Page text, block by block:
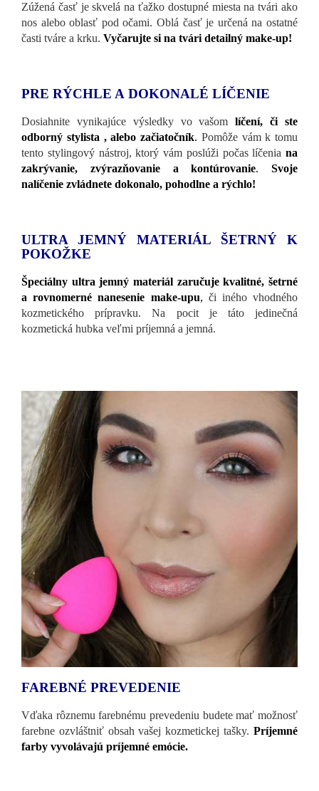
Zúžená časť je skvelá na ťažko dostupné miesta na tvári ako
nos alebo oblasť pod očami. Oblá časť je určená na ostatné
časti tváre a krku. Vyčarujte si na tvári detailný make-up!
PRE RÝCHLE A DOKONALÉ LÍČENIE
Dosiahnite vynikajúce výsledky vo vašomlíčení, či ste
odborný stylista , alebo začiatočník. Pomôže vám k tomu
tento stylingový nástroj, ktorý vám poslúži počas líčenia na
zakrývanie, zvýrazňovanie a kontúrovanie. Svoje
nalíčenie zvládnete dokonalo, pohodlne a rýchlo!
ULTRA JEMNÝ MATERIÁL ŠETRNÝ K
POKOŽKE
Špeciálny ultra jemný materiál zaručuje kvalitné, šetrné
a rovnomerné nanesenie make-upu, či iného vhodného
kozmetického prípravku. Na pocit je táto jedinečná
kozmetická hubka veľmi príjemná a jemná.
FAREBNÉ PREVEDENIE
Vďaka rôznemu farebnému prevedeniu budete mať možnosť
farebne ozvláštniť obsah vašej kozmetickej tašky. Príjemné
farby vyvolávajú príjemné emócie.